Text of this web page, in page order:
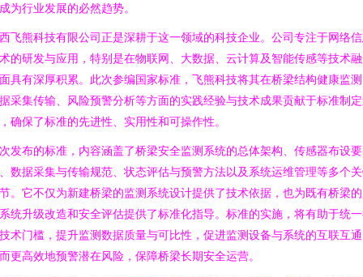
为行业发展的必然趋势。
飞熊科技有限公司正是深耕于这一领域的科技企业。公司专注于网络
的研发与应用，特别是在物联网、大数据、云计算及智能传感等技术
具有深厚积累。此次参编国家标准，飞熊科技将其在桥梁结构健康监
采集传输、风险预警分析等方面的实践经验与技术成果贡献于标准制
确保了标准的先进性、实用性和可操作性。
发布的标准，内容涵盖了桥梁安全监测系统的总体架构、传感器布设要
数据采集与传输规范、状态评估与预警方法以及系统运维管理等多个
。它不仅为新建桥梁的监测系统设计提供了技术依据，也为既有桥梁
统升级改造和安全评估提供了标准化指导。标准的实施，将有助于统
术门槛，提升监测数据质量与可比性，促进监测设备与系统的互联互
更高效地预警潜在风险，保障桥梁长期安全运营。